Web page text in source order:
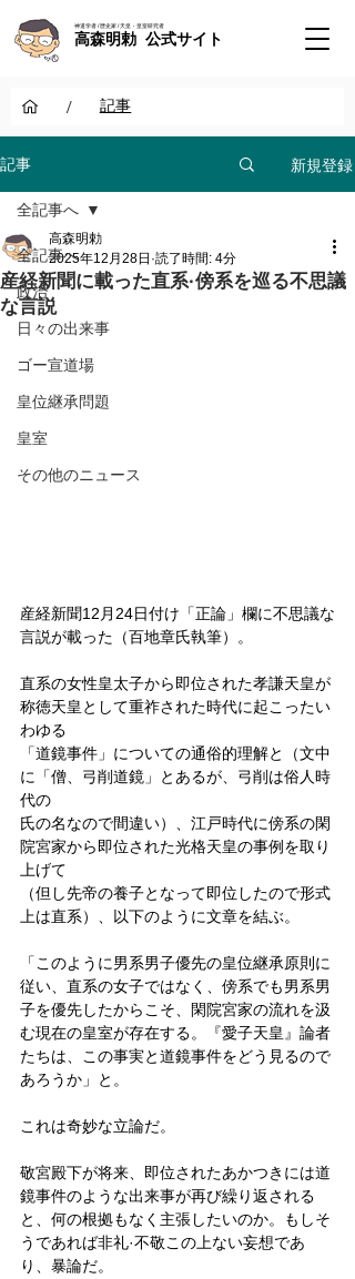
神道学者 / 歴史家 / 天皇・皇室研究者
高森明勅 公式サイト
/ 記事
記事 新規登録
全記事へ
政治
日々の出来事
ゴー宣道場
皇位継承問題
皇室
その他のニュース
全記事へ
産経新聞に載った直系·傍系を巡る不思議
な言説
高森明勅
2025年12月28日 読了時間: 4分
産経新聞12月24日付け「正論」欄に不思議な
言説が載った（百地章氏執筆）。
直系の女性皇太子から即位された孝謙天皇が
称徳天皇として重祚された時代に起こったい
わゆる
「道鏡事件」についての通俗的理解と（文中
に「僧、弓削道鏡」とあるが、弓削は俗人時
代の
氏の名なので間違い）、江戸時代に傍系の閑
院宮家から即位された光格天皇の事例を取り
上げて
（但し先帝の養子となって即位したので形式
上は直系）、以下のように文章を結ぶ。
「このように男系男子優先の皇位継承原則に
従い、直系の女子ではなく、傍系でも男系男
子を優先したからこそ、閑院宮家の流れを汲
む現在の皇室が存在する。『愛子天皇』論者
たちは、この事実と道鏡事件をどう見るので
あろうか」と。
これは奇妙な立論だ。
敬宮殿下が将来、即位されたあかつきには道
鏡事件のような出来事が再び繰り返される
と、何の根拠もなく主張したいのか。もしそ
うであれば非礼·不敬この上ない妄想であ
り、暴論だ。